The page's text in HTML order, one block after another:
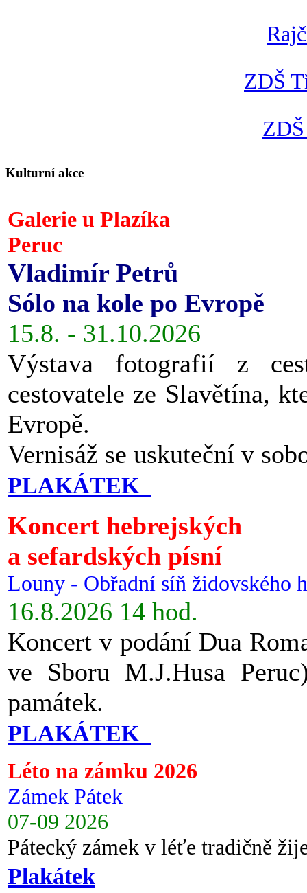
ZDŠ
Kulturní akce
Galerie u Plazíka
Peruc
Vladimír Petrů
Sólo na kole po Evropě
15.8. - 31.10.2026
Výstava fotografií z
cestovatele ze Slavětína,
Evropě.
Vernisáž se uskuteční v
PLAKÁTEK
Koncert hebrejských
a sefardských písní
Louny - Obřadní síň židovského
16.8.2026 14 hod.
Koncert v podání Dua
ve Sboru M.J.Husa
památek.
PLAKÁTEK
Léto na zámku 2026
Zámek Pátek
07-09 2026
Pátecký zámek v léťe tradičně
Plakátek